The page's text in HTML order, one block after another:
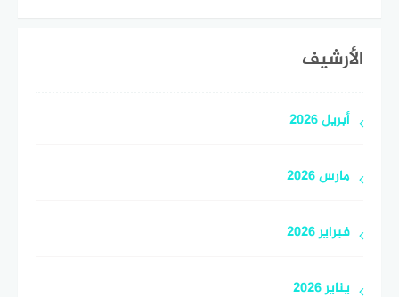
الأرشيف
أبريل 2026
مارس 2026
فبراير 2026
يناير 2026